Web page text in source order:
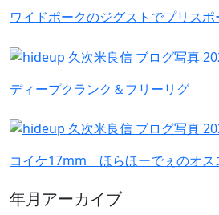
ワイドポークのジグストでプリスポ
ディープクランク＆フリーリグ
コイケ17mm ほらほーでぇのオス
年月アーカイブ